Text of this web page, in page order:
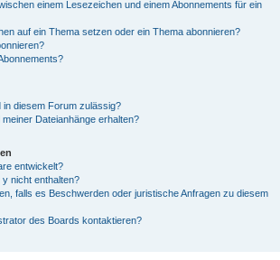
einem Lesezeichen und einem Abonnements für ein
auf ein Thema setzen oder ein Thema abonnieren?
in diesem Forum zulässig?
Dateianhänge erhalten?
entwickelt?
nicht enthalten?
falls es Beschwerden oder juristische Anfragen zu diesem
des Boards kontaktieren?